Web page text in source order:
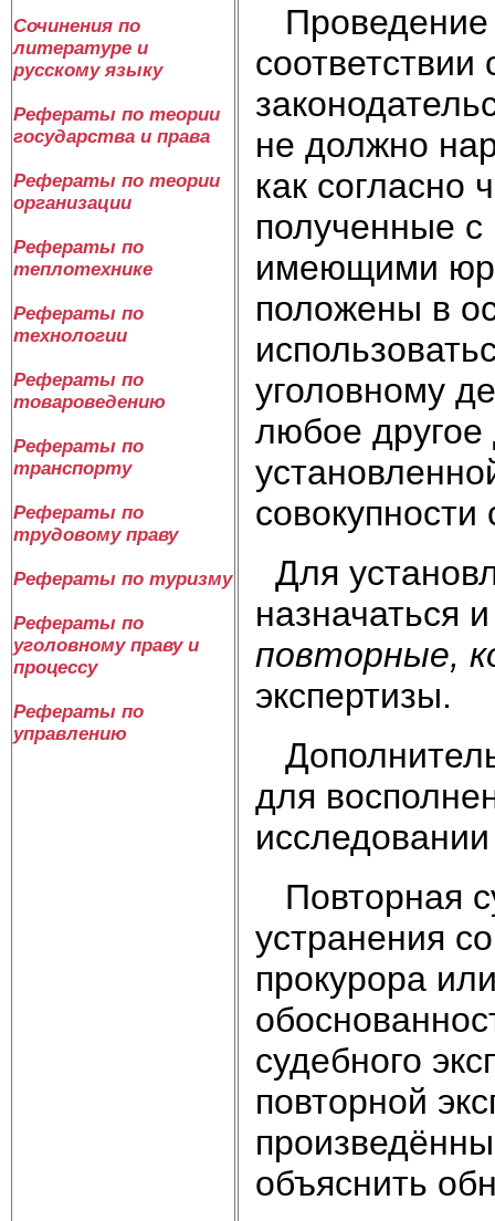
Сочинения по
литературе и
русскому языку
Рефераты по теории
государства и права
Рефераты по теории
организации
Рефераты по
теплотехнике
Рефераты по
технологии
Рефераты по
товароведению
Рефераты по
транспорту
Рефераты по
трудовому праву
Рефераты по туризму
Рефераты по
уголовному праву и
процессу
Рефераты по
управлению
Проведение
не должно
как согласно
полученные
имеющими
положены в
уголовному
любое другое
Для
назначаться
повторные,
экспертизы.
для
Повторная
устранения
прокурора
судебного
повторной
объяснить